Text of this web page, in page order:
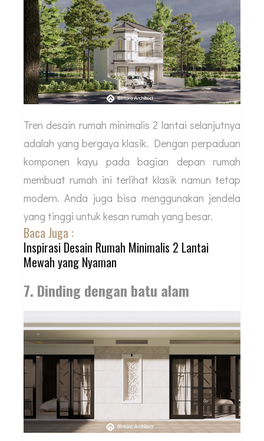
Tren desain rumah minimalis 2 lantai selanjutnya
adalah yang bergaya klasik. Dengan perpaduan
komponen kayu pada bagian depan rumah
membuat rumah ini terlihat klasik namun tetap
modern. Anda juga bisa menggunakan jendela
yang tinggi untuk kesan rumah yang besar.
Baca Juga :
Inspirasi Desain Rumah Minimalis 2 Lantai
Mewah yang Nyaman
7. Dinding dengan batu alam